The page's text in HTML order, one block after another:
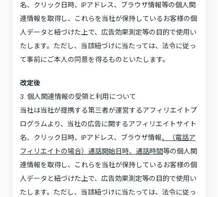
名、クリック日時、IPアドレス、ブラウザ情報等の個人関
連情報を取得し、これらを当社が保持しているお客様の個
人データと紐づけた上で、広告効果測定等の目的で使用い
たします。ただし、当該紐づけに当たっては、法令に従っ
て事前にご本人の同意を得るものといたします。
改定後
3. 個人関連情報の受領と利用について
当社は当社が提携する第三者が運営するアフィリエイトプ
ログラムより、当社の広告に関するアフィリエイトサイト
名、クリック日時、IPアドレス、ブラウザ情報、（電話ア
フィリエイトの場合）通話開始日時、通話時間等の個人関
連情報を取得し、これらを当社が保持しているお客様の個
人データと紐づけた上で、広告効果測定等の目的で使用い
たします。ただし、当該紐づけに当たっては、法令に従っ